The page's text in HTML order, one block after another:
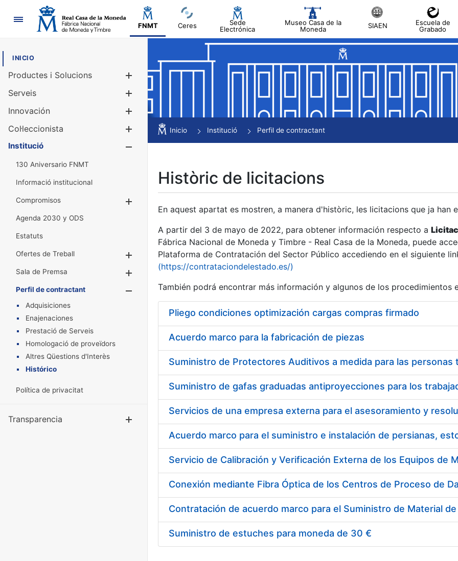
Navegació
FNMT Ceres
Sede
Electrónica
Museo Casa de la
Moneda
SIAEN
Escuela de
Grabado
INICIO
Productes i Solucions
Mostra/Amaga
Serveis
Innovación
Col·leccionista
Mostra/Amaga
Institució
130 Aniversario FNMT
Informació institucional
Compromisos
Agenda 2030 y ODS
Estatuts
Ofertes de Treball
Mostra/Amaga
Sala de Premsa
Mostra/Amaga
Perfil de contractant
Mostra/Amaga
Adquisiciones
Enajenaciones
Prestació de Serveis
Homologació de proveïdors
Altres Qüestions d'Interès
Histórico
Política de privacitat
Transparencia
Inicio Institució Perfil de contractant
Històric de licitacions
En aquest apartat es mostren, a manera d'històric, les licitacions que ja
A partir del 3 de mayo de 2022, para obtener información respecto a
Fábrica Nacional de Moneda y Timbre - Real Casa de la Moneda, puede
Plataforma de Contratación del Sector Público accediendo en el siguiente
(https://contrataciondelestado.es/)
También podrá encontrar más información y algunos de los procedimientos
Pliego condiciones optimización cargas compras firmado
Acuerdo marco para la fabricación de piezas
Acuerdo marco para el suministro e instalación de persianas,
Suministro de estuches para moneda de 30 €